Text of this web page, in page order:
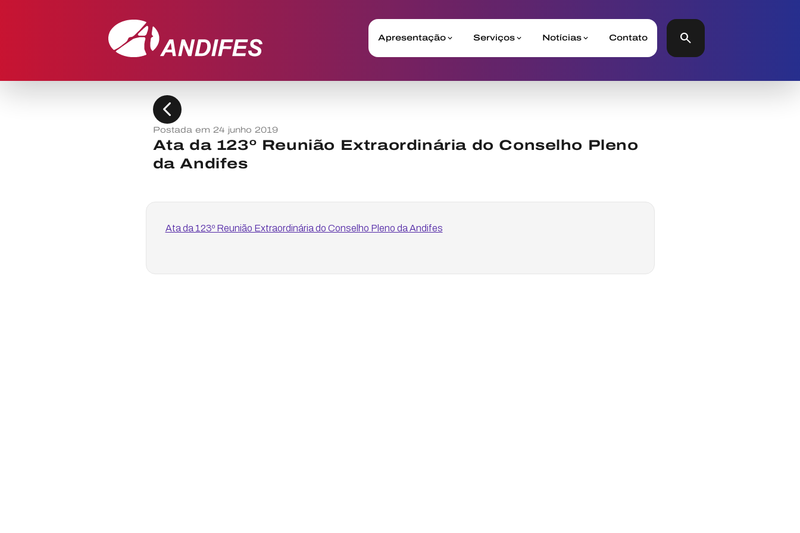
Apresentação Serviços Notícias Contato search
chevron_left
Postada em 24 junho 2019
Ata da 123º Reunião Extraordinária do Conselho Pleno
da Andifes
Ata da 123º Reunião Extraordinária do Conselho Pleno da Andifes